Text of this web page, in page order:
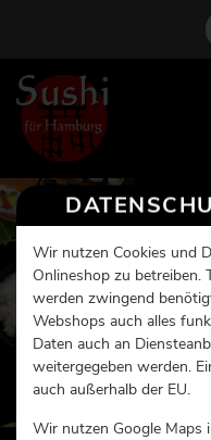
Wir nutzen Cookies und
Onlineshop zu betreiben.
werden zwingend
Webshops auch alles
Daten auch an
weitergegeben werden.
auch außerhalb der EU.
Wir nutzen Google Maps